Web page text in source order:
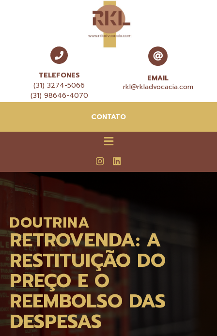
TELEFONES
(31) 3274-5066
(31) 98646-4070
EMAIL
rkl@rkladvocacia.com
CONTATO
DOUTRINA
RETROVENDA: A
RESTITUIÇÃO DO
PREÇO E O
REEMBOLSO DAS
DESPESAS